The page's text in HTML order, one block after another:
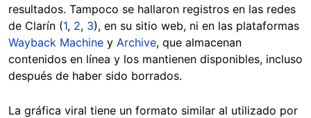
resultados. Tampoco se hallaron registros en las redes
de Clarín (1, 2, 3), en su sitio web, ni en las plataformas
Wayback Machine y Archive, que almacenan
contenidos en línea y los mantienen disponibles, incluso
después de haber sido borrados.
La gráfica viral tiene un formato similar al utilizado por